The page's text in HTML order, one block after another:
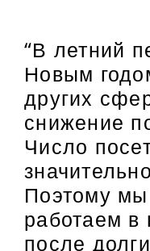
“В летний
Новым
других
снижение
Число
Поэтому мы
работаем в
после